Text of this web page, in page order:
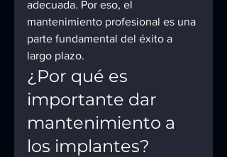
adecuada. Por eso, el
mantenimiento profesional es una
parte fundamental del éxito a
largo plazo.
¿Por qué es
importante dar
mantenimiento a
los implantes?